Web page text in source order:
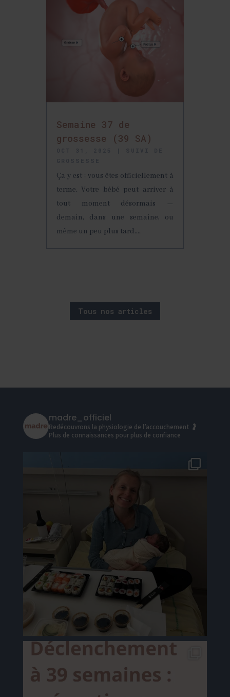
Semaine 37 de
grossesse (39 SA)
Ça y est : vous êtes officiellement à
terme. Votre bébé peut arriver à
tout moment désormais —
demain, dans une semaine, ou
même un peu plus tard....
Tous nos articles
madre_officiel
Redécouvrons la physiologie de l’accouchement 🤰
Plus de connaissances pour plus de confiance